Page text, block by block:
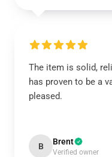
The item is solid,
has proven to be a
pleased.
B Brent
Verified owner